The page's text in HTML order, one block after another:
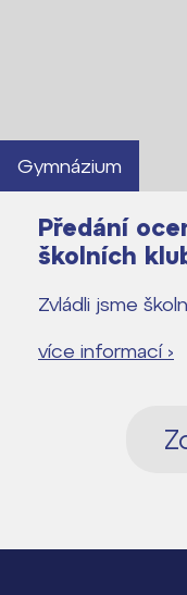
Gymnázium
Předání
školních
Zvládli jsme
více informací ›